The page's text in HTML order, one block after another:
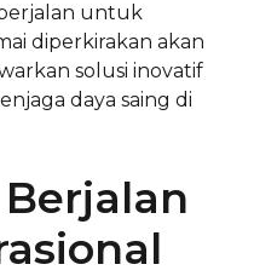
untuk
diperkirakan akan
solusi inovatif
daya saing di